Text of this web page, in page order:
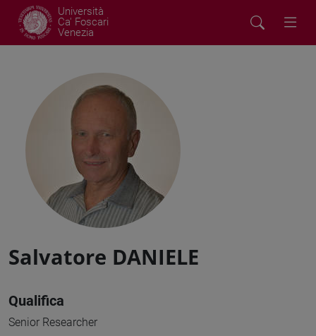
Università
Ca' Foscari
Venezia
Salvatore DANIELE
Qualifica
Senior Researcher